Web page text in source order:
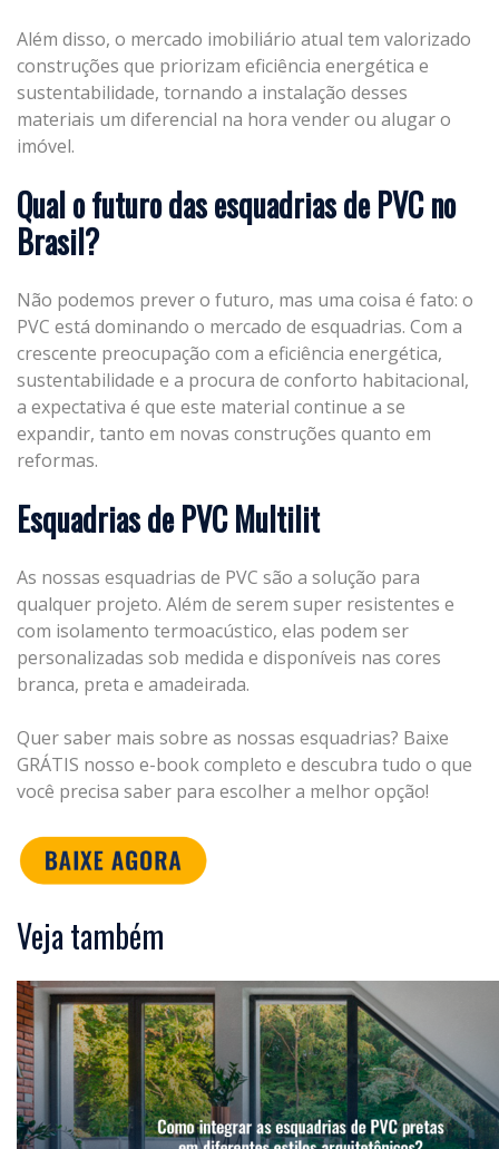
Além disso, o mercado imobiliário atual tem valorizado
construções que priorizam eficiência energética e
sustentabilidade, tornando a instalação desses
materiais um diferencial na hora vender ou alugar o
imóvel.
Qual o futuro das esquadrias de PVC no
Brasil?
Não podemos prever o futuro, mas uma coisa é fato: o
PVC está dominando o mercado de esquadrias. Com a
crescente preocupação com a eficiência energética,
sustentabilidade e a procura de conforto habitacional,
a expectativa é que este material continue a se
expandir, tanto em novas construções quanto em
reformas.
Esquadrias de PVC Multilit
As nossas esquadrias de PVC são a solução para
qualquer projeto. Além de serem super resistentes e
com isolamento termoacústico, elas podem ser
personalizadas sob medida e disponíveis nas cores
branca, preta e amadeirada.
Quer saber mais sobre as nossas esquadrias? Baixe
GRÁTIS nosso e-book completo e descubra tudo o que
você precisa saber para escolher a melhor opção!
Veja também